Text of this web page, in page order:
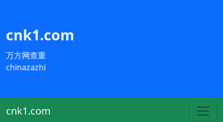
cnk1.com
万方网查重
chinazazhi
cnk1.com